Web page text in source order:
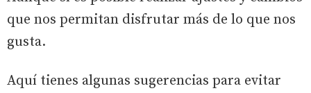
que nos permitan disfrutar más de lo que nos
gusta.
Aquí tienes algunas sugerencias para evitar